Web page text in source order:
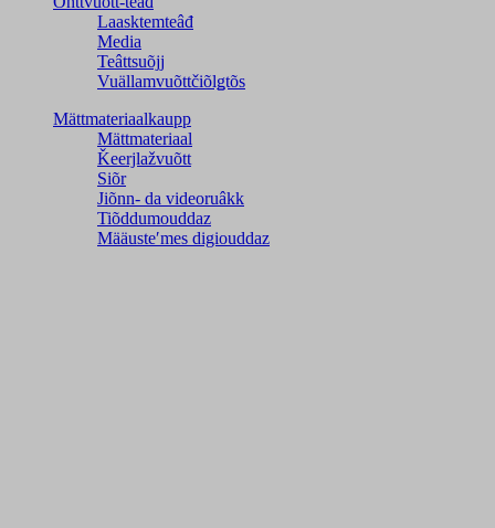
Laasktemteâđ
Media
Teâttsuõjj
Vuällamvuõttčiõlǥtõs
Mättmateriaalkaupp
Mättmateriaal
Ǩeerjlažvuõtt
Siõr
Jiõnn- da videoruâkk
Tiõddumouddaz
Määusteʹmes digiouddaz